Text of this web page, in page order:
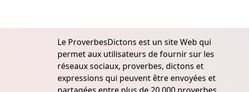
Le ProverbesDictons est un site Web qui
permet aux utilisateurs de fournir sur les
réseaux sociaux, proverbes, dictons et
expressions qui peuvent être envoyées et